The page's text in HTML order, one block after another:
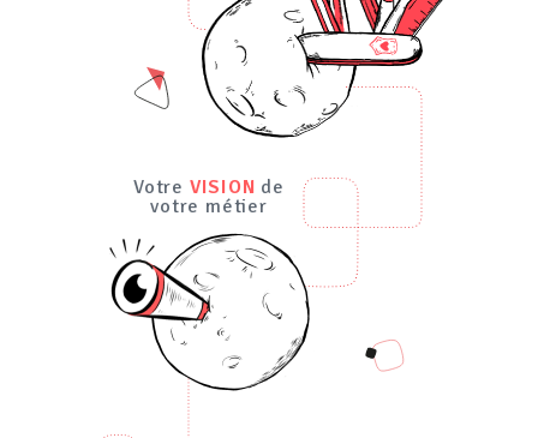
Votre VISION de
votre métier